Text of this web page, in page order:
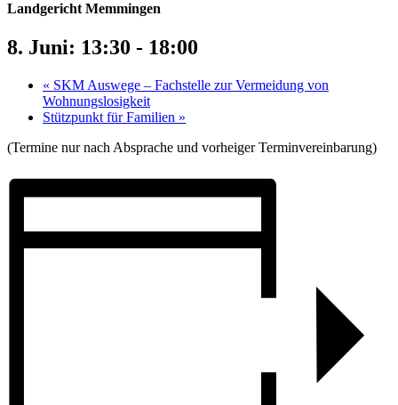
Landgericht Memmingen
8. Juni: 13:30 - 18:00
« SKM Auswege – Fachstelle zur Vermeidung von
Wohnungslosigkeit
Stützpunkt für Familien »
(Termine nur nach Absprache und vorheiger Terminvereinbarung)